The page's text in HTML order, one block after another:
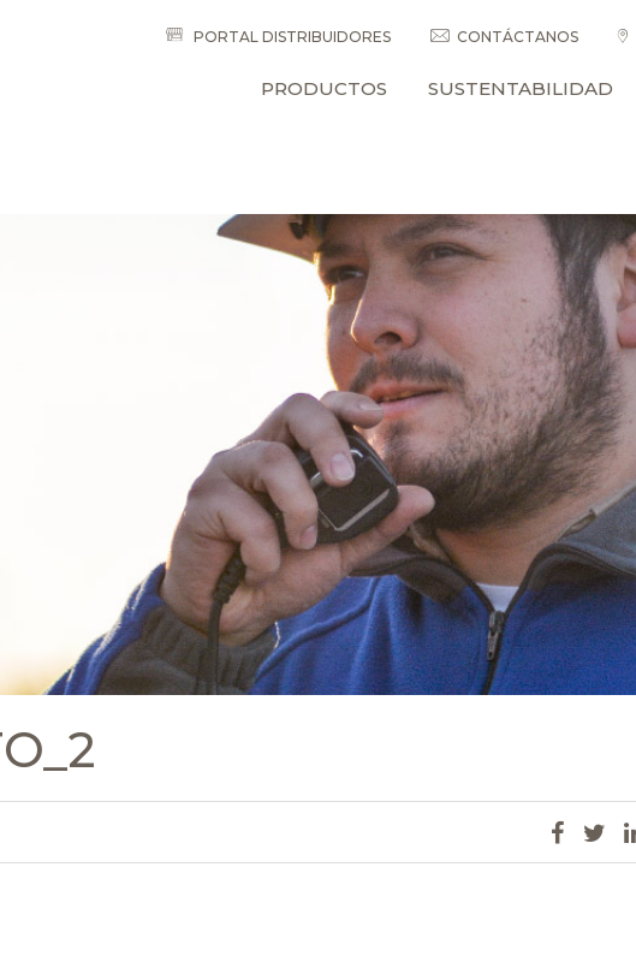
PORTAL DISTRIBUIDORES CONTÁCTANOS
PRODUCTOS SUSTENTABILIDAD